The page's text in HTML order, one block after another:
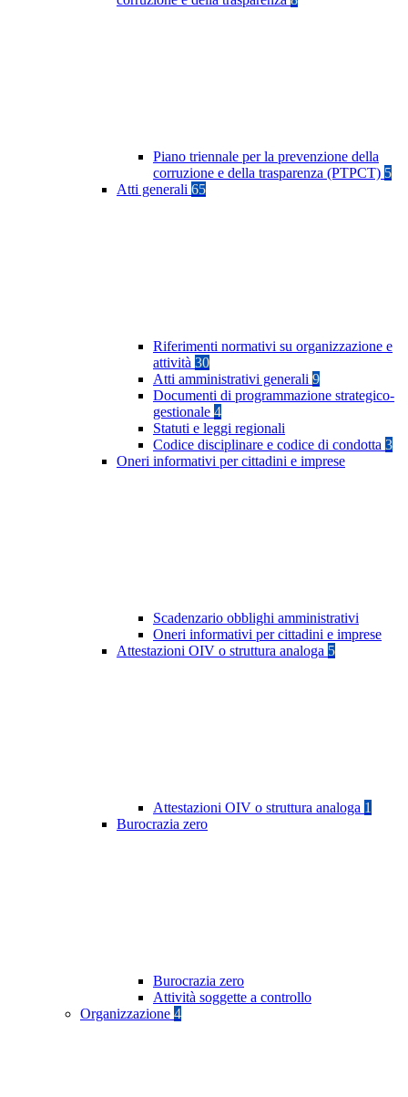
Piano triennale per la prevenzione della
corruzione e della trasparenza (PTPCT) 5
Atti generali 65
Riferimenti normativi su organizzazione e
attività 30
Atti amministrativi generali 9
Documenti di programmazione strategico-
gestionale 4
Statuti e leggi regionali
Codice disciplinare e codice di condotta 3
Oneri informativi per cittadini e imprese
Scadenzario obblighi amministrativi
Oneri informativi per cittadini e imprese
Attestazioni OIV o struttura analoga 5
Attestazioni OIV o struttura analoga 1
Burocrazia zero
Burocrazia zero
Attività soggette a controllo
Organizzazione 4